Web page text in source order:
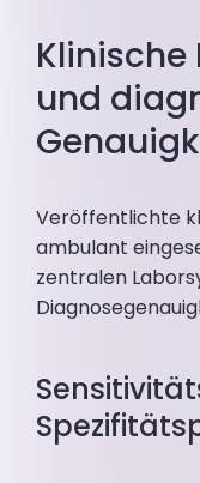
und
Veröffentlichte
ambulant
zentralen